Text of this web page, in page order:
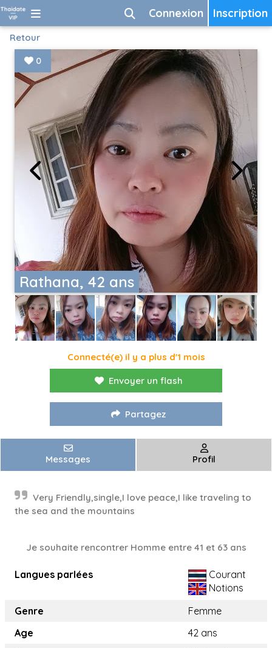
Inscription
Connexion
Retour
Rathana, 42 ans
0
Connecté(e) il y a plus d'1 mois
Envoyer un flash
Partagez
Messages Profil
Very Friendly,single,I love peace,I like traveling to
the sea and the mountains
Je souhaite rencontrer Homme entre 41 et 63 ans
Langues parlées
Courant
Notions
Genre
Femme
Age
42 ans